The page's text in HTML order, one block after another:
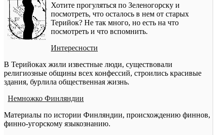
Хотите прогуляться по Зеленогорску и
посмотреть, что осталось в нем от старых
Терийок? Не так много, но есть на что
посмотреть и что вспомнить.
Интересности
В Терийоках жили известные люди, существовали
религиозные общины всех конфессий, строились красивые
здания, бурлила общественная жизнь.
Немножко Финляндии
Материалы по истории Финляндии, происхождению финнов,
финно-угорскому языкознанию.